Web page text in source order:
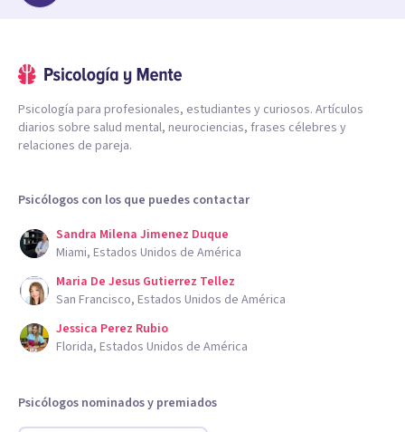
Psicología para profesionales, estudiantes y curiosos. Artículos
diarios sobre salud mental, neurociencias, frases célebres y
relaciones de pareja.
Psicólogos con los que puedes contactar
Sandra Milena Jimenez Duque
Miami, Estados Unidos de América
Maria De Jesus Gutierrez Tellez
San Francisco, Estados Unidos de América
Jessica Perez Rubio
Florida, Estados Unidos de América
Psicólogos nominados y premiados